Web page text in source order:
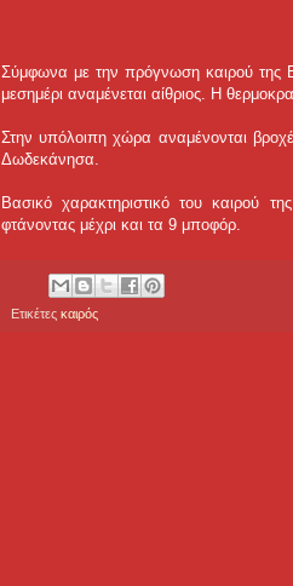
Σύμφωνα με την πρόγνωση καιρού της
μεσημέρι αναμένεται αίθριος. Η
Στην υπόλοιπη χώρα αναμένονται
Δωδεκάνησα.
Βασικό χαρακτηριστικό του καιρού
φτάνοντας μέχρι και τα 9 μποφόρ.
Ετικέτες καιρός